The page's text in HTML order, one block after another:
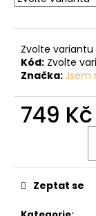
Zvolte variantu
Kód: Zvolte
Značka: Jsem
749 Kč
Zeptat se